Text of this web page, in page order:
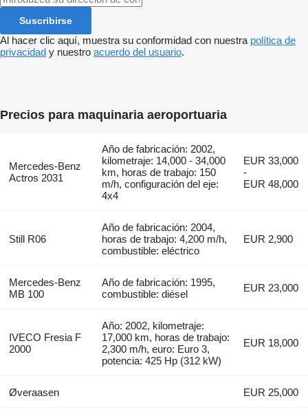
Suscribirse
Al hacer clic aquí, muestra su conformidad con nuestra política de
privacidad y nuestro acuerdo del usuario.
Precios para maquinaria aeroportuaria
Mercedes-Benz
Actros 2031
Año de fabricación: 2002,
kilometraje: 14,000 - 34,000
km, horas de trabajo: 150
m/h, configuración del eje:
4x4
EUR 33,000
-
EUR 48,000
Still R06
Año de fabricación: 2004,
horas de trabajo: 4,200 m/h,
combustible: eléctrico
EUR 2,900
Mercedes-Benz
MB 100
Año de fabricación: 1995,
combustible: diésel
EUR 23,000
IVECO Fresia F
2000
Año: 2002, kilometraje:
17,000 km, horas de trabajo:
2,300 m/h, euro: Euro 3,
potencia: 425 Hp (312 kW)
EUR 18,000
Øveraasen EUR 25,000